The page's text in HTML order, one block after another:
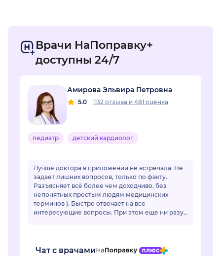
Врачи НаПоправку+
доступны 24/7
Амирова Эльвира Петровна
5.0 1132 отзыва и 481 оценка
педиатр детский кардиолог
Лучше доктора в приложении не встречала. Не
задает лишних вопросов, только по факту.
Разъясняет всё более чем доходчиво, без
непонятных простым людям медицинских
терминов ). Быстро отвечает на все
интересующие вопросы. При этом еще ни разу
Чат с врачами